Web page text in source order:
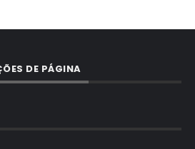
DE PÁGINA